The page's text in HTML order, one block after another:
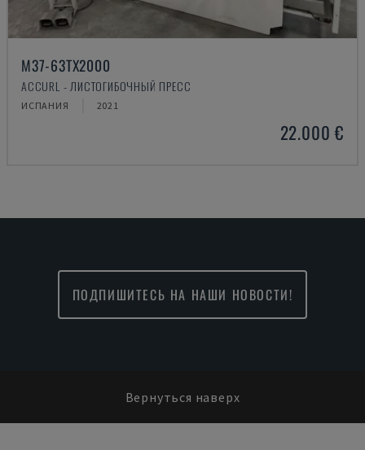
M37-63TX2000
ACCURL - ЛИСТОГИБОЧНЫЙ ПРЕСС
ИСПАНИЯ 2021
22.000 €
ПОДПИШИТЕСЬ НА НАШИ НОВОСТИ!
Вернуться наверх